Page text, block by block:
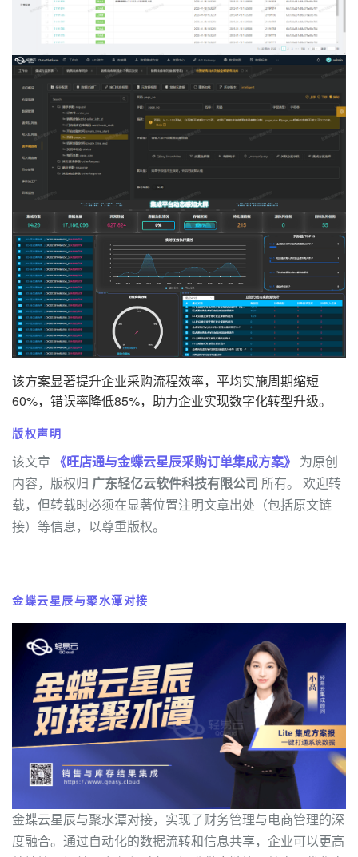
该方案显著提升企业采购流程效率，平均实施周期缩短
60%，错误率降低85%，助力企业实现数字化转型升级。
版权声明
该文章 《旺店通与金蝶云星辰采购订单集成方案》 为原创
内容，版权归 广东轻亿云软件科技有限公司 所有。 欢迎转
载，但转载时必须在显著位置注明文章出处（包括原文链
接）等信息，以尊重版权。
金蝶云星辰与聚水潭对接
金蝶云星辰与聚水潭对接，实现了财务管理与电商管理的深
度融合。通过自动化的数据流转和信息共享，企业可以更高